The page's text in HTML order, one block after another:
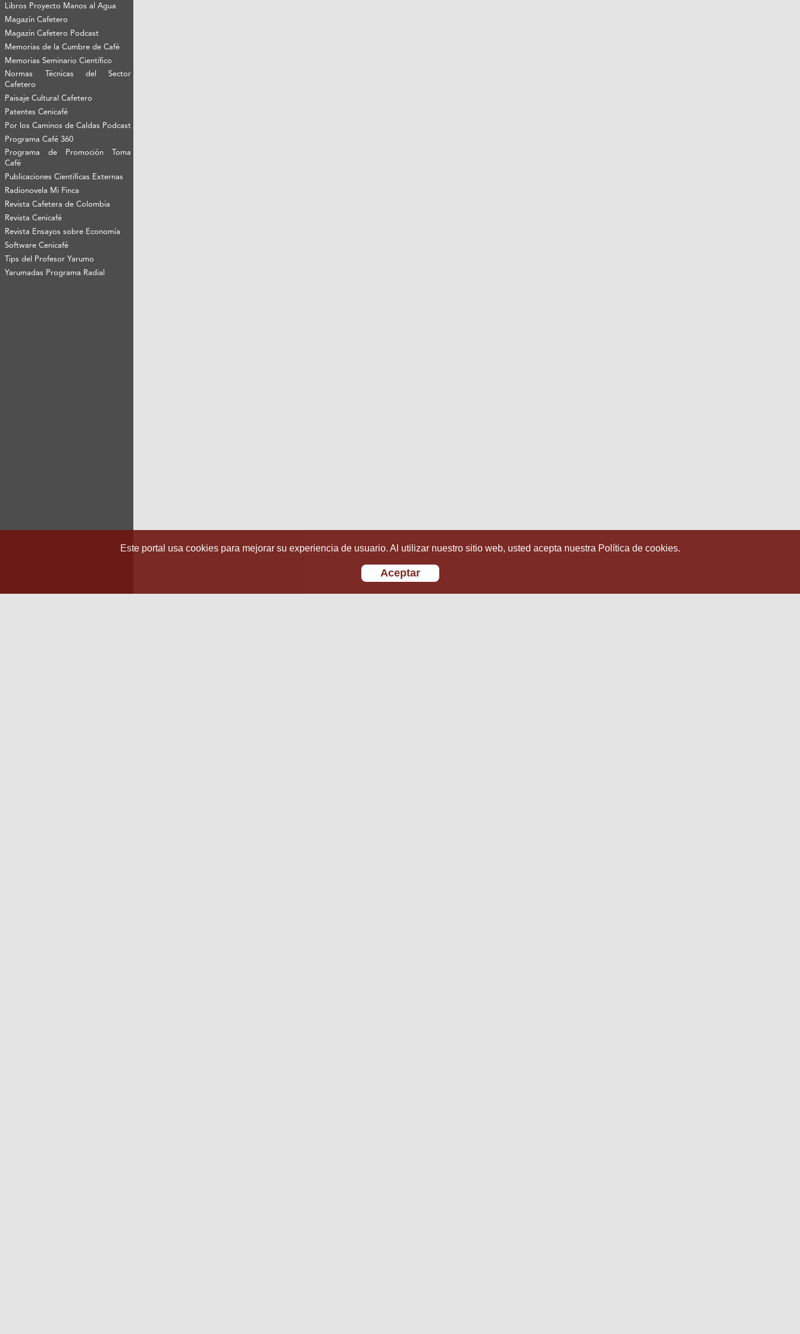
Libros Proyecto Manos al Agua
Magazín Cafetero
Magazín Cafetero Podcast
Memorias de la Cumbre de Café
Memorias Seminario Científico
Normas Técnicas del Sector
Cafetero
Paisaje Cultural Cafetero
Patentes Cenicafé
Por los Caminos de Caldas Podcast
Programa Café 360
Programa de Promoción Toma
Café
Publicaciones Científicas Externas
Radionovela Mi Finca
Revista Cafetera de Colombia
Revista Cenicafé
Revista Ensayos sobre Economía
Software Cenicafé
Tips del Profesor Yarumo
Yarumadas Programa Radial
Este portal usa cookies para mejorar su experiencia de usuario. Al utilizar nuestro sitio web, usted acepta nuestra Política de cookies.
Aceptar